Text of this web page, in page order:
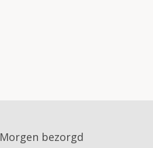
Morgen bezorgd